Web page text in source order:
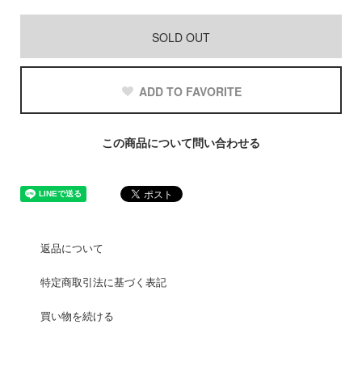
SOLD OUT
ADD TO FAVORITE
この商品について問い合わせる
返品について
特定商取引法に基づく表記
買い物を続ける